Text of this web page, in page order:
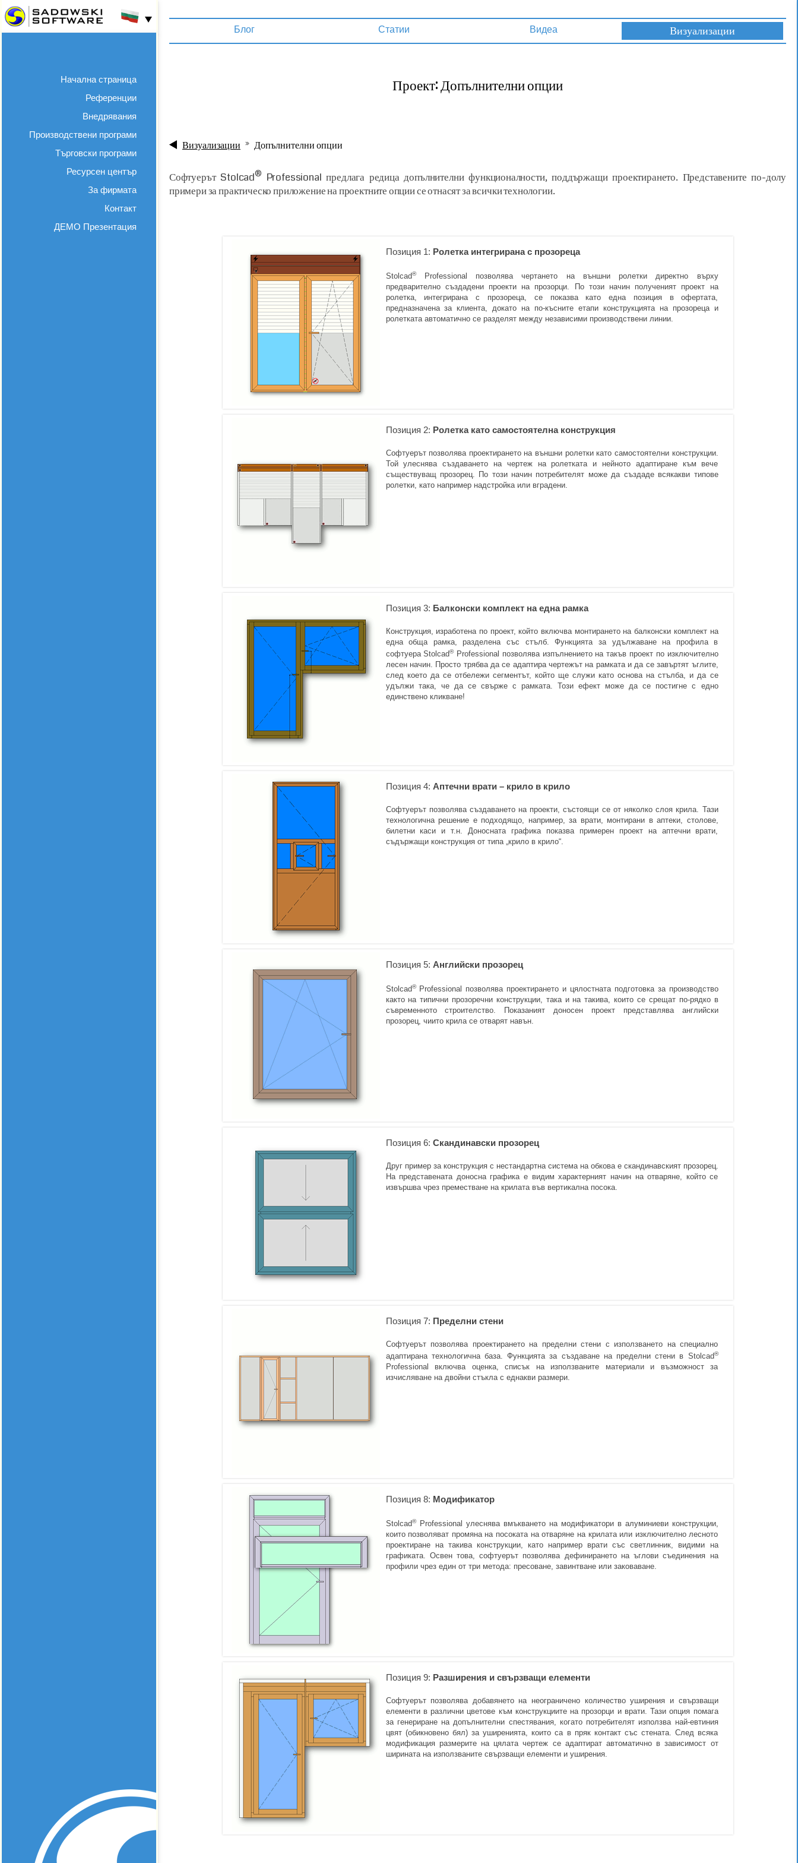
Начална страница
Референции
Внедрявания
Производствени програми
Търговски програми
Ресурсен център
За фирмата
Контакт
ДЕМО Презентация
Блог Статии Видеа Визуализации
Проект: Допълнителни опции
Визуализации Допълнителни опции
Софтуерът Stolcad® Professional предлага редица допълнителни функционалности, поддържащи проектирането. Представените по-долу
примери за практическо приложение на проектните опции се отнасят за всички технологии.
Позиция 1: Ролетка интегрирана с прозореца
Stolcad®Professional позволява чертането на външни ролетки директно върху
предварително създадени проекти на прозорци. По този начин полученият проект на
ролетка, интегрирана с прозореца, се показва като една позиция в офертата,
предназначена за клиента, докато на по-късните етапи конструкцията на прозореца и
ролетката автоматично се разделят между независими производствени линии.
Позиция 2: Ролетка като самостоятелна конструкция
Софтуерът позволява проектирането на външни ролетки като самостоятелни конструкции.
Той улеснява създаването на чертеж на ролетката и нейното адаптиране към вече
съществуващ прозорец. По този начин потребителят може да създаде всякакви типове
ролетки, като например надстройка или вградени.
Позиция 3: Балконски комплект на една рамка
Конструкция, изработена по проект, който включва монтирането на балконски комплект на
една обща рамка, разделена със стълб. Функцията за удължаване на профила в
софтуера Stolcad®Professional позволява изпълнението на такъв проект по изключително
лесен начин. Просто трябва да се адаптира чертежът на рамката и да се завъртят ъглите,
след което да се отбележи сегментът, който ще служи като основа на стълба, и да се
удължи така, че да се свърже с рамката. Този ефект може да се постигне с едно
единствено кликване!
Позиция 4: Аптечни врати – крило в крило
Софтуерът позволява създаването на проекти, състоящи се от няколко слоя крила. Тази
технологична решение е подходящо, например, за врати, монтирани в аптеки, столове,
билетни каси и т.н. Доносната графика показва примерен проект на аптечни врати,
съдържащи конструкция от типа „крило в крило“.
Позиция 5: Английски прозорец
Stolcad®Professional позволява проектирането и цялостната подготовка за производство
както на типични прозоречни конструкции, така и на такива, които се срещат по-рядко в
съвременното строителство. Показаният доносен проект представлява английски
прозорец, чиито крила се отварят навън.
Позиция 6: Скандинавски прозорец
Друг пример за конструкция с нестандартна система на обкова е скандинавският прозорец.
На представената доносна графика е видим характерният начин на отваряне, който се
извършва чрез преместване на крилата във вертикална посока.
Позиция 7: Пределни стени
Софтуерът позволява проектирането на пределни стени с използването на специално
адаптирана технологична база. Функцията за създаване на пределни стени в Stolcad®
Professional включва оценка, списък на използваните материали и възможност за
изчисляване на двойни стъкла с еднакви размери.
Позиция 8: Модификатор
Stolcad®Professional улеснява вмъкването на модификатори в алуминиеви конструкции,
които позволяват промяна на посоката на отваряне на крилата или изключително лесното
проектиране на такива конструкции, като например врати със светлинник, видими на
графиката. Освен това, софтуерът позволява дефинирането на ъглови съединения на
профили чрез един от три метода: пресоване, завинтване или заковаване.
Позиция 9: Разширения и свързващи елементи
Софтуерът позволява добавянето на неограничено количество уширения и свързващи
елементи в различни цветове към конструкциите на прозорци и врати. Тази опция помага
за генериране на допълнителни спестявания, когато потребителят използва най-евтиния
цвят (обикновено бял) за уширенията, които са в пряк контакт със стената. След всяка
модификация размерите на цялата чертеж се адаптират автоматично в зависимост от
ширината на използваните свързващи елементи и уширения.